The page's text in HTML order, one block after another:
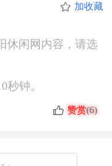
加收藏
休闲网内容，请选
秒钟。
赞赏(6)